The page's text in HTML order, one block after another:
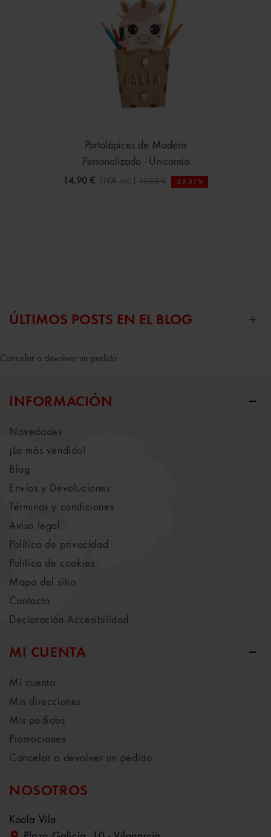
Portalápices de Madera
Personalizado - Unicornio
14,90 € (IVA inc.) 19,95 € -25,31%
ÚLTIMOS POSTS EN EL BLOG
Cancelar o devolver un pedido
INFORMACIÓN
Novedades
¡Lo más vendido!
Blog
Envíos y Devoluciones
Términos y condiciones
Aviso legal
Política de privacidad
Política de cookies
Mapa del sitio
Contacto
Declaración Accesibilidad
MI CUENTA
Mi cuenta
Mis direcciones
Mis pedidos
Promociones
Cancelar o devolver un pedido
NOSOTROS
Koala Vila